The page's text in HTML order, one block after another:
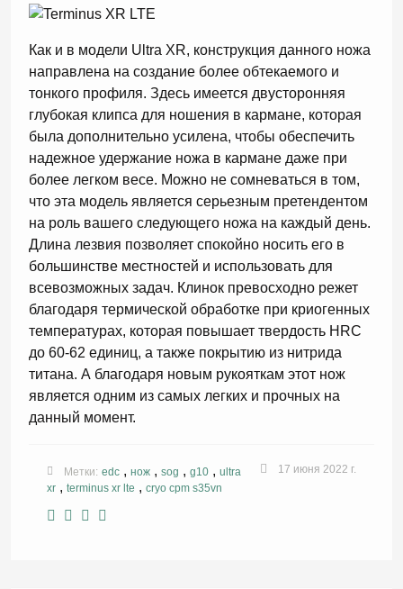
Как и в модели Ultra XR, конструкция данного ножа
направлена на создание более обтекаемого и
тонкого профиля. Здесь имеется двусторонняя
глубокая клипса для ношения в кармане, которая
была дополнительно усилена, чтобы обеспечить
надежное удержание ножа в кармане даже при
более легком весе. Можно не сомневаться в том,
что эта модель является серьезным претендентом
на роль вашего следующего ножа на каждый день.
Длина лезвия позволяет спокойно носить его в
большинстве местностей и использовать для
всевозможных задач. Клинок превосходно режет
благодаря термической обработке при криогенных
температурах, которая повышает твердость HRC
до 60-62 единиц, а также покрытию из нитрида
титана. А благодаря новым рукояткам этот нож
является одним из самых легких и прочных на
данный момент.
Метки: edc , нож , sog , g10 , ultra
xr , terminus xr lte , cryo cpm s35vn
17 июня 2022 г.